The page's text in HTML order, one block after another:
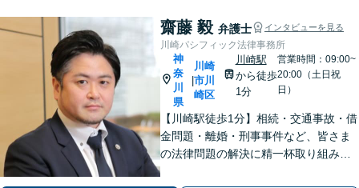
齋藤 毅 弁護士 インタビューを見る
川崎パシフィック法律事務所
神
奈
川
県
|
川崎
市川
崎区
川崎駅
から徒歩
1分
営業時間：09:00~
20:00（土日祝
日）
【川崎駅徒歩1分】相続・交通事故・借
金問題・離婚・刑事事件など、皆さま
の法律問題の解決に精一杯取り組みま